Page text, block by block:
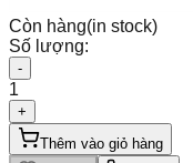
Còn hàng(in stock)
Số lượng:
-
1
+
Thêm vào giỏ hàng